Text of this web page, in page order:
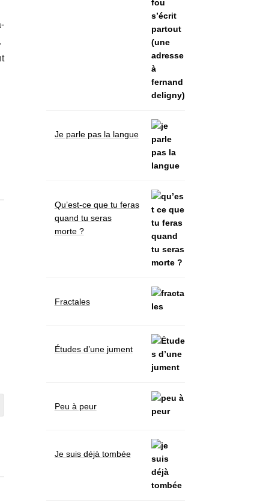
Je parle pas la langue
Qu’est-ce que tu feras
quand tu seras
morte ?
Fractales
Études d’une jument
Peu à peur
Je suis déjà tombée